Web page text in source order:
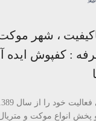
، شهر موکت
: کفپوش ایده
انواع موکت و